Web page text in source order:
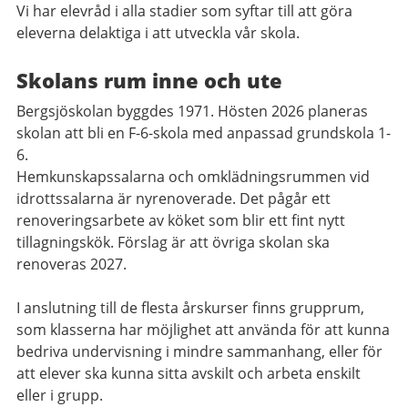
Vi har elevråd i alla stadier som syftar till att göra
eleverna delaktiga i att utveckla vår skola.
Skolans rum inne och ute
Bergsjöskolan byggdes 1971. Hösten 2026 planeras
skolan att bli en F-6-skola med anpassad grundskola 1-
6.
Hemkunskapssalarna och omklädningsrummen vid
idrottssalarna är nyrenoverade. Det pågår ett
renoveringsarbete av köket som blir ett fint nytt
tillagningskök. Förslag är att övriga skolan ska
renoveras 2027.
I anslutning till de flesta årskurser finns grupprum,
som klasserna har möjlighet att använda för att kunna
bedriva undervisning i mindre sammanhang, eller för
att elever ska kunna sitta avskilt och arbeta enskilt
eller i grupp.